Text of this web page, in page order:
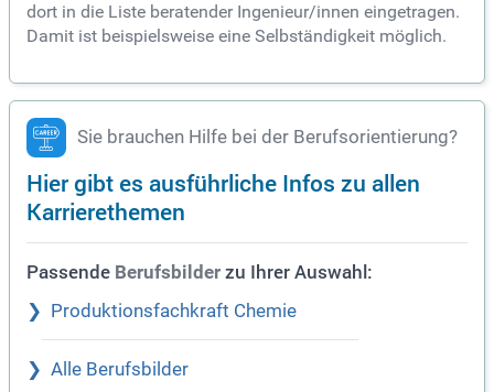
dort in die Liste beratender Ingenieur/innen eingetragen.
Damit ist beispielsweise eine Selbständigkeit möglich.
Sie brauchen Hilfe bei der Berufsorientierung?
Hier gibt es ausführliche Infos zu allen
Karrierethemen
Passende Berufsbilder zu Ihrer Auswahl:
Produktionsfachkraft Chemie
Alle Berufsbilder